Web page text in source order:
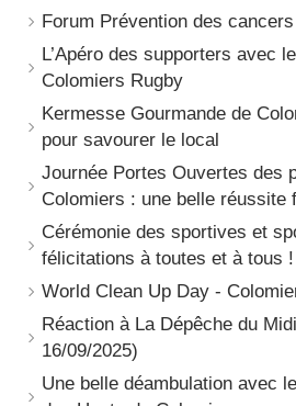
Forum Prévention des
L’Apéro des supporters avec
Colomiers Rugby
Kermesse Gourmande de
pour savourer le local
Journée Portes Ouvertes des
Colomiers : une belle réussite
Cérémonie des sportives et
félicitations à toutes et à tous !
World Clean Up Day -
Réaction à La Dépêche du
16/09/2025)
Une belle déambulation avec